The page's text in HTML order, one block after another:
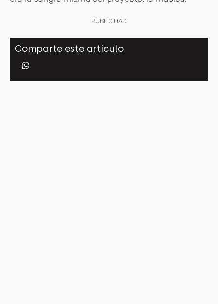
PUBLICIDAD
Comparte este artículo